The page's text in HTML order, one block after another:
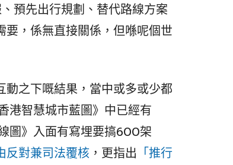
預先出行規劃、替代路線方案
，係無直接關係，但喺呢個世
之下嘅結果，當中或多或少都
港智慧城市藍圖》中已經有
圖》入面有寫埋要搞600架
反對兼司法覆核 ，更指出 「推行